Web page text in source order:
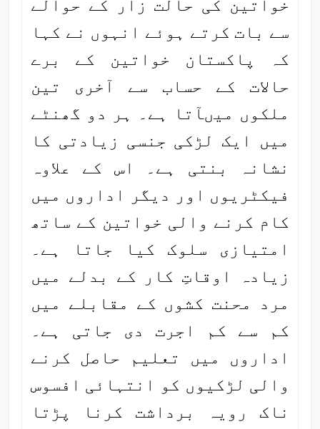
خواتین کی حالت زار کے حوالے
سے بات کرتے ہوئے انہوں نے کہا
کہ پاکستان خواتین کے برے
حالات کے حساب سے آخری تین
ملکوں میںآتا ہے۔ ہر دو گھنٹے
میں ایک لڑکی جنسی زیادتی کا
نشانہ بنتی ہے۔ اس کے علاوہ
فیکٹریوں اور دیگر اداروں میں
کام کرنے والی خواتین کے ساتھ
امتیازی سلوک کیا جاتا ہے۔
زیادہ اوقاتِ کار کے بدلے میں
مرد محنت کشوں کے مقابلے میں
کم سے کم اجرت دی جاتی ہے۔
اداروں میں تعلیم حاصل کرنے
والی لڑکیوں کو انتہائی افسوس
ناک رویہ برداشت کرنا پڑتا